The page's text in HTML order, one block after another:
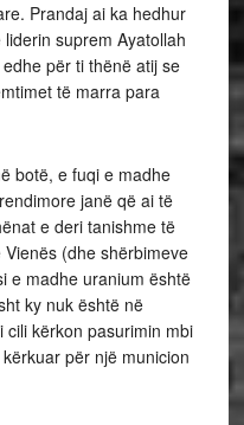
Prandaj ai ka hedhur
suprem Ayatollah
për ti thënë atij se
të marra para
botë, e fuqi e madhe
janë që ai të
e deri tanishme të
(dhe shërbimeve
e madhe uranium është
ky nuk është në
kërkon pasurimin mbi
për një municion